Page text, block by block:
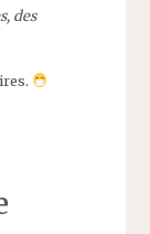
des